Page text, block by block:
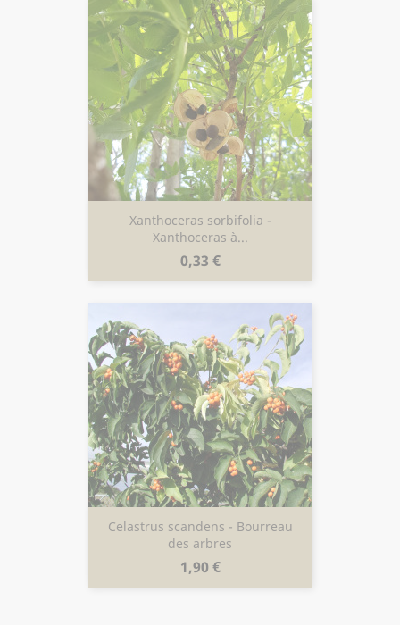
Xanthoceras sorbifolia -
Xanthoceras à...
Prix
0,33 €
Celastrus scandens - Bourreau
des arbres
Prix
1,90 €